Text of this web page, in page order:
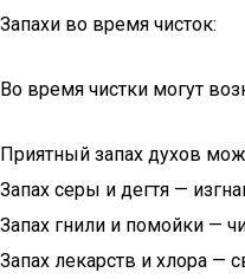
Запахи во время чисток:
Во время чистки могут
Приятный запах духов
Запах серы и дегтя —
Запах гнили и помойки —
Запах лекарств и хлора —